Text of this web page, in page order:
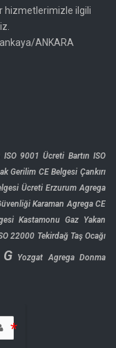
hizmetlerimizle ilgili
ANKARA
ISO 9001 Ücreti Bartın ISO
Gerilim CE Belgesi Çankırı
Ücreti Erzurum Agrega
Karaman Agrega CE
Kastamonu Gaz Yakan
22000 Tekirdağ Taş Ocağı
Yozgat Agrega Donma